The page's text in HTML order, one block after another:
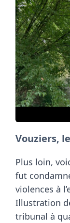
Vouziers,
Plus loin,
fut
violences à
Illustration
tribunal à